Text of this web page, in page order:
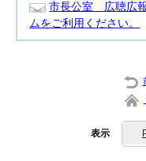
市長公室 広聴広
ムをご利用ください。
表示